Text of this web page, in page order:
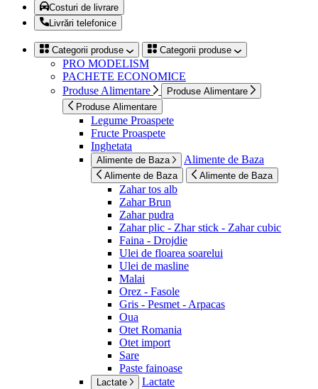
Costuri de livrare
Livrări telefonice
Categorii produse Categorii produse
PRO MODELISM
PACHETE ECONOMICE
Produse Alimentare
Produse Alimentare
Produse Alimentare
Legume Proaspete
Fructe Proaspete
Inghetata
Alimente de Baza Alimente de Baza
Alimente de Baza Alimente de Baza
Zahar tos alb
Zahar Brun
Zahar pudra
Zahar plic - Zhar stick - Zahar cubic
Faina - Drojdie
Ulei de floarea soarelui
Ulei de masline
Malai
Orez - Fasole
Gris - Pesmet - Arpacas
Oua
Otet Romania
Otet import
Sare
Paste fainoase
Lactate Lactate